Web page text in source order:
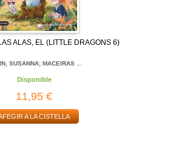
ALAS, EL (LITTLE DRAGONS 6)
SUSANNA; MACEIRAS ...
Disponible
11,95 €
A LA CISTELLA